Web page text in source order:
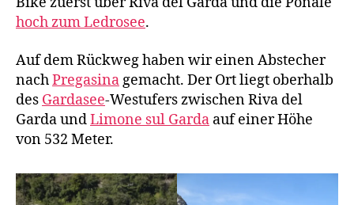
hoch zum Ledrosee.
Auf dem Rückweg haben wir einen Abstecher
nachPregasinagemacht. Der Ort liegt oberhalb
des Gardasee-Westufers zwischen Riva del
Garda undLimone sul Garda auf einer Höhe
von 532 Meter.